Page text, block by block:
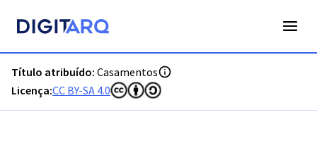
Título atribuído: Casamentos
Licença:CC BY-SA 4.0